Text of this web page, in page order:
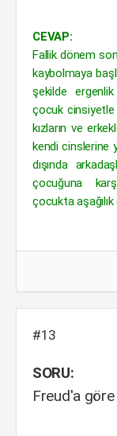
CEVAP:
Fallik dönem
kaybolmaya
şekilde
çocuk cinsiyetle
kızların ve
kendi cinslerine
dışında
çocuğuna
çocukta
#13
SORU:
Freud'a